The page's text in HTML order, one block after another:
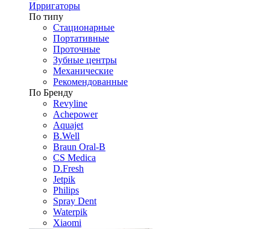
Ирригаторы
По типу
Стационарные
Портативные
Проточные
Зубные центры
Механические
Рекомендованные
По Бренду
Revyline
Achepower
Aquajet
B.Well
Braun Oral-B
CS Medica
D.Fresh
Jetpik
Philips
Spray Dent
Waterpik
Xiaomi